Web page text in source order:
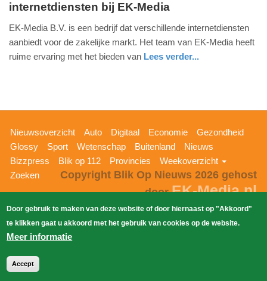
woensdag,
04-
2025
09:10
internetdiensten bij EK-Media
EK-Media B.V. is een bedrijf dat verschillende internetdiensten
aanbiedt voor de zakelijke markt. Het team van EK-Media heeft
ruime ervaring met het bieden van Lees verder...
Hoofdnavigatie
Nieuwsoverzicht Auto Digitaal Economie
Gezondheid
Glossy
Sport Wetenschap Buitenland
Nieuws
Bizzpress
Blik op 112 Provincies
Weekoverzicht
Zoeken
Copyright Blik Op Nieuws 2026 gehost
doorEK-Media.nl
Door gebruik te maken van deze website of door hiernaast op "Akkoord"
te klikken gaat u akkoord met het gebruik van cookies op de website.
Meer informatie
Accept